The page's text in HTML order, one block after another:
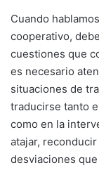
Cuando
cooperativo,
cuestiones que
es necesario
situaciones de
traducirse tanto
como en la
atajar,
desviaciones